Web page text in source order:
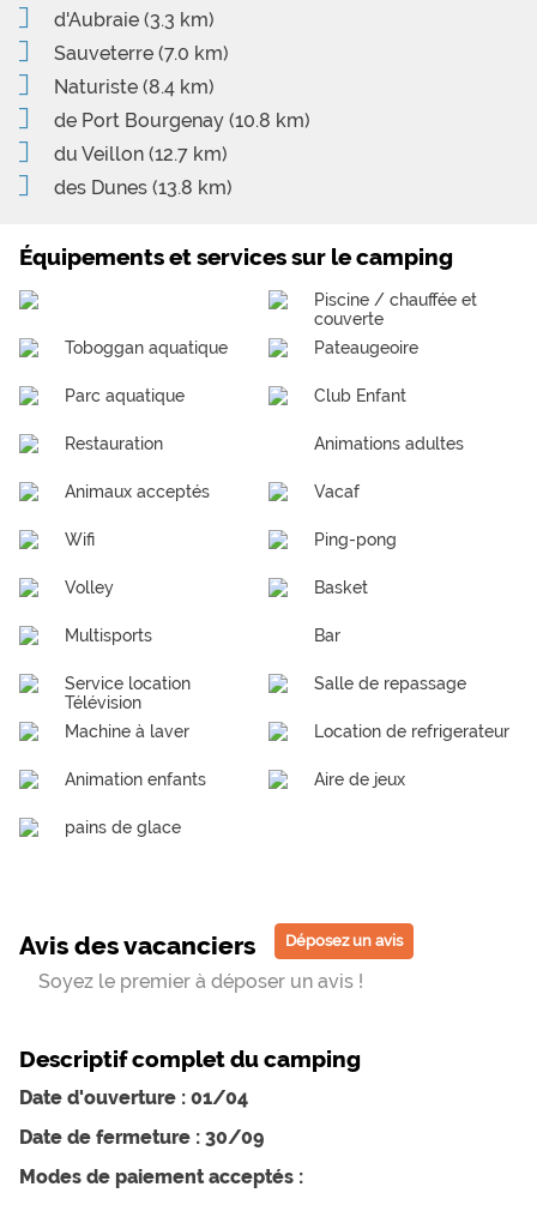
d'Aubraie (3.3 km)
Sauveterre (7.0 km)
Naturiste (8.4 km)
de Port Bourgenay (10.8 km)
du Veillon (12.7 km)
des Dunes (13.8 km)
Équipements et services sur le camping
Piscine / chauffée et
couverte
Toboggan aquatique
Pateaugeoire
Parc aquatique Club Enfant
Restauration Animations adultes
Animaux acceptés Vacaf
Wifi Ping-pong
Volley Basket
Multisports Bar
Service location
Télévision
Salle de repassage
Machine à laver Location de refrigerateur
Animation enfants Aire de jeux
pains de glace
Avis des vacanciers Déposez un avis
Soyez le premier à déposer un avis !
Descriptif complet du camping
Date d'ouverture : 01/04
Date de fermeture : 30/09
Modes de paiement acceptés :